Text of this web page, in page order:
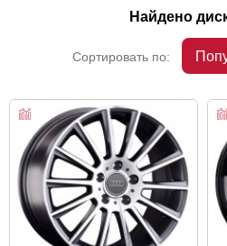
Найдено
Сортировать по: